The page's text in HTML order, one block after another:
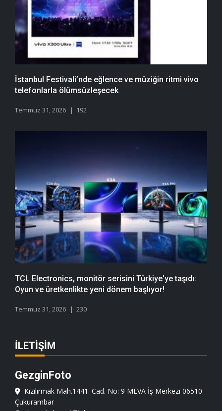
İstanbul Festivali’nde eğlence ve müziğin ritmi vivo
telefonlarla ölümsüzleşecek
Temmuz 31, 2026 192
TCL Electronics, monitör serisini Türkiye'ye taşıdı:
Oyun ve üretkenlikte yeni dönem başlıyor!
Temmuz 31, 2026 230
İLETIŞIM
GezginFoto
Kızılırmak Mah.1441. Cad. No: 9 MEVA İş Merkezi 06510
Çukurambar